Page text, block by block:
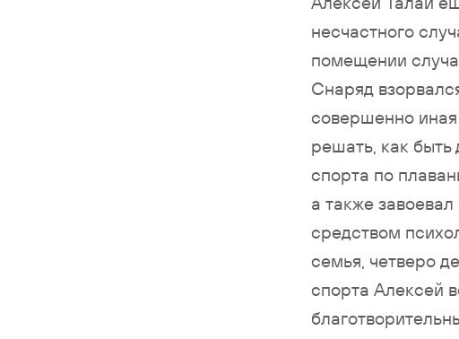
несчастного
помещении
Снаряд
совершенно
решать, как
спорта по
а также
средством
семья, четверо
спорта Алексей